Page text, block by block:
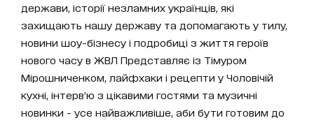
держави, історії незламних українців, які
захищають нашу державу та допомагають у тилу,
новини шоу-бізнесу і подробиці з життя героїв
нового часу в ЖВЛ Представляє із Тімуром
Мірошниченком, лайфхаки і рецепти у Чоловічій
кухні, інтерв’ю з цікавими гостями та музичні
новинки - усе найважливіше, аби бути готовим до